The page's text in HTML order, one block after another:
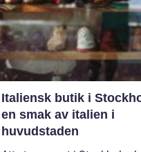
Italiensk butik i
en smak av italien i
huvudstaden